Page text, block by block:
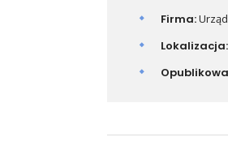
Firma:
Lokalizacja: